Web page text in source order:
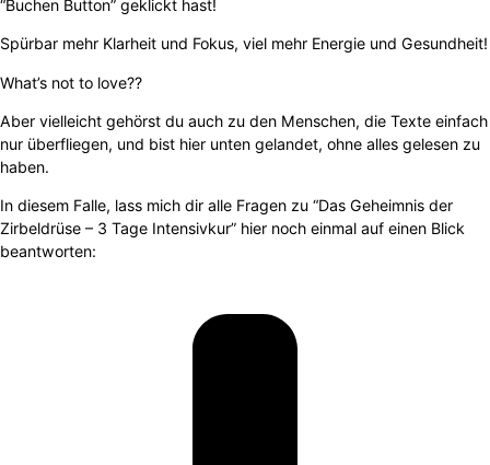
“Buchen Button” geklickt hast!
Spürbar mehr Klarheit und Fokus, viel mehr Energie und Gesundheit!
What’s not to love??
Aber vielleicht gehörst du auch zu den Menschen, die Texte einfach
nur überfliegen, und bist hier unten gelandet, ohne alles gelesen zu
haben.
In diesem Falle, lass mich dir alle Fragen zu “Das Geheimnis der
Zirbeldrüse – 3 Tage Intensivkur” hier noch einmal auf einen Blick
beantworten: